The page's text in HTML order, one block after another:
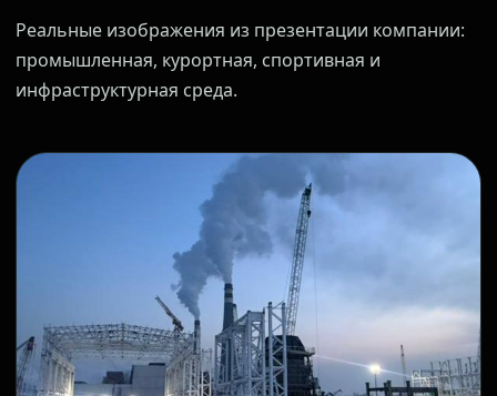
Реальные изображения из презентации компании:
промышленная, курортная, спортивная и
инфраструктурная среда.